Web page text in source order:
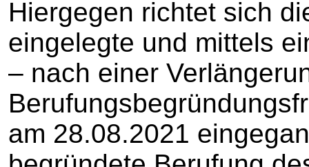
Hiergegen richtet sich
eingelegte und mittels
– nach einer
am 28.08.2021